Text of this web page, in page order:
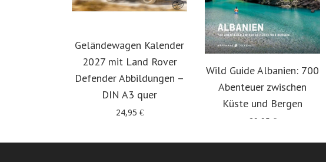
Geländewagen Kalender
2027 mit Land Rover
Defender Abbildungen –
DIN A3 quer
24,95 €
Wild Guide Albanien: 700
Abenteuer zwischen
Küste und Bergen
29,95 €